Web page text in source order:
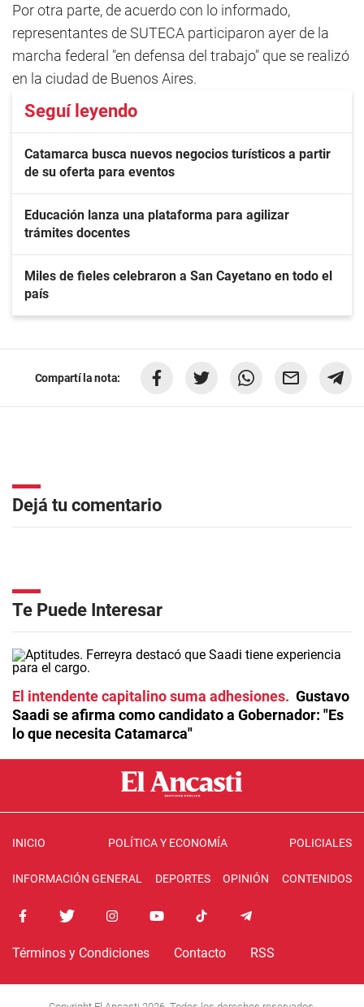
Por otra parte, de acuerdo con lo informado,
representantes de SUTECA participaron ayer de la
marcha federal "en defensa del trabajo" que se realizó
en la ciudad de Buenos Aires.
Seguí leyendo
Catamarca busca nuevos negocios turísticos a partir
de su oferta para eventos
Educación lanza una plataforma para agilizar
trámites docentes
Miles de fieles celebraron a San Cayetano en todo el
país
Compartí la nota:
Dejá tu comentario
Te Puede Interesar
El intendente capitalino suma adhesiones
Gustavo
Saadi se afirma como candidato a Gobernador: "Es
lo que necesita Catamarca"
INICIO POLÍTICA Y ECONOMÍA POLICIALES
INFORMACIÓN GENERAL DEPORTES OPINIÓN CONTENIDOS
Términos y Condiciones Contacto RSS